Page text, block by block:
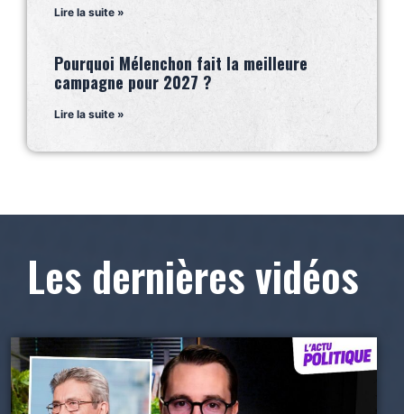
Lire la suite »
Pourquoi Mélenchon fait la meilleure
campagne pour 2027 ?
Lire la suite »
Les dernières vidéos